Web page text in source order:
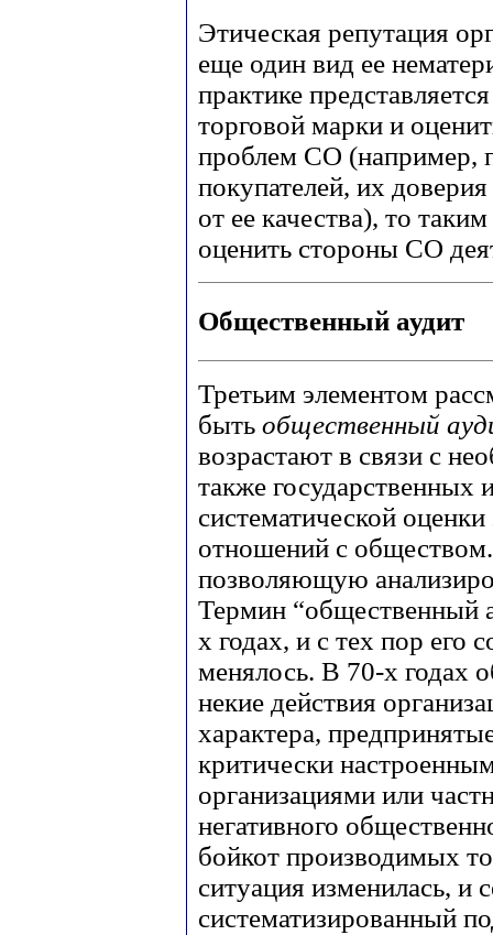
Этическая репутация
еще один вид ее
практике
торговой марки и
проблем СО (например,
покупателей, их
от ее качества), то
оценить стороны СО
Общественный аудит
Третьим элементом
быть общественный
возрастают в связи с
также государственных
систематической
отношений с
позволяющую
Термин “общественный
х годах, и с тех пор его
менялось. В 70-х годах
некие действия
характера,
критически
организациями или
негативного
бойкот производимых
ситуация изменилась, и
систематизированный